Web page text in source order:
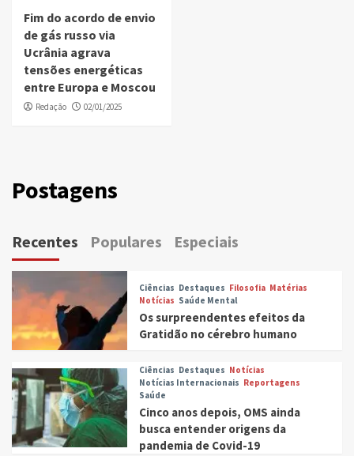
Fim do acordo de envio
de gás russo via
Ucrânia agrava
tensões energéticas
entre Europa e Moscou
Redação 02/01/2025
Postagens
Recentes Populares Especiais
Ciências Destaques Filosofia Matérias
Notícias Saúde Mental
Os surpreendentes efeitos da
Gratidão no cérebro humano
Ciências Destaques Notícias
Notícias Internacionais Reportagens
Saúde
Cinco anos depois, OMS ainda
busca entender origens da
pandemia de Covid-19